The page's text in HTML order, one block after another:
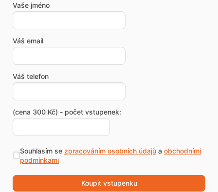
Vaše jméno
Váš email
Váš telefon
(cena 300 Kč) - počet vstupenek:
Souhlasím se zpracováním osobních údajůa obchodními
podmínkami
Koupit vstupenku